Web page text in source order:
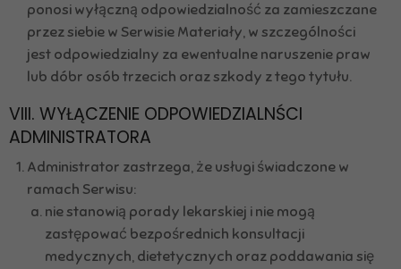
ponosi wyłączną odpowiedzialność za zamieszczane
przez siebie w Serwisie Materiały, w szczególności
jest odpowiedzialny za ewentualne naruszenie praw
lub dóbr osób trzecich oraz szkody z tego tytułu.
VIII. WYŁĄCZENIE ODPOWIEDZIALNŚCI
ADMINISTRATORA
Administrator zastrzega, że usługi świadczone w
ramach Serwisu:
nie stanowią porady lekarskiej i nie mogą
zastępować bezpośrednich konsultacji
medycznych, dietetycznych oraz poddawania się